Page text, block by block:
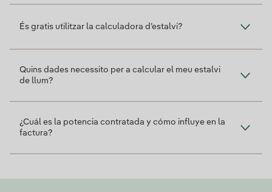
És gratis utilitzar la calculadora d’estalvi?
Quins dades necessito per a calcular el meu estalvi
de llum?
¿Cuál es la potencia contratada y cómo influye en la
factura?